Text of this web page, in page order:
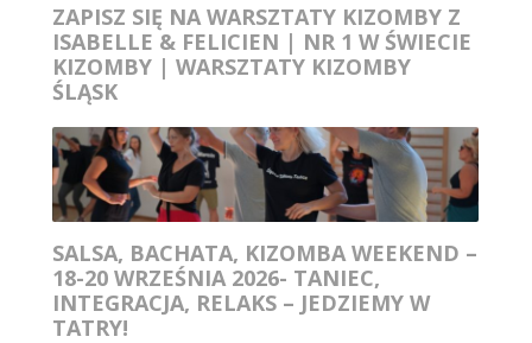
ZAPISZ SIĘ NA WARSZTATY KIZOMBY Z
ISABELLE & FELICIEN | NR 1 W ŚWIECIE
KIZOMBY | WARSZTATY KIZOMBY
ŚLĄSK
SALSA, BACHATA, KIZOMBA WEEKEND –
18-20 WRZEŚNIA 2026- TANIEC,
INTEGRACJA, RELAKS – JEDZIEMY W
TATRY!